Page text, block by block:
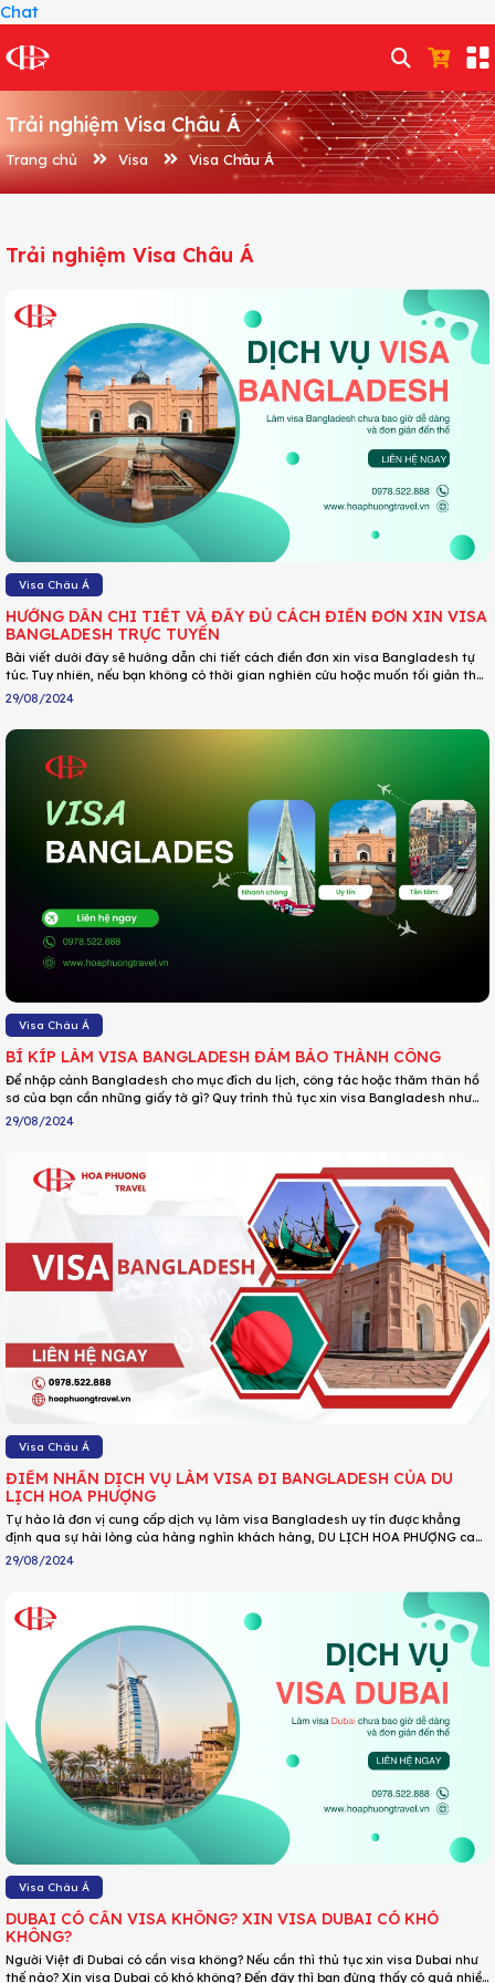
Chat
Trải nghiệm Visa Châu Á
Trang chủ Visa Visa Châu Á
Trải nghiệm Visa Châu Á
Visa Châu Á
HƯỚNG DẪN CHI TIẾT VÀ ĐẦY ĐỦ CÁCH ĐIỀN ĐƠN XIN VISA
BANGLADESH TRỰC TUYẾN
Bài viết dưới đây sẽ hướng dẫn chi tiết cách điền đơn xin visa Bangladesh tự
túc. Tuy nhiên, nếu bạn không có thời gian nghiên cứu hoặc muốn tối giản thủ
tục xin visa Bangladesh, đảm bảo tỷ lệ đậu lên đến 98,6%.
29/08/2024
Visa Châu Á
BÍ KÍP LÀM VISA BANGLADESH ĐẢM BẢO THÀNH CÔNG
Để nhập cảnh Bangladesh cho mục đích du lịch, công tác hoặc thăm thân hồ
sơ của bạn cần những giấy tờ gì? Quy trình thủ tục xin visa Bangladesh như
thế nào? Du lịch Hoa Phượng sẽ giải đáp giúp bạn những thắc mắc đó qua bài
viết chi tiết dưới đây!
29/08/2024
Visa Châu Á
ĐIỂM NHẤN DỊCH VỤ LÀM VISA ĐI BANGLADESH CỦA DU
LỊCH HOA PHƯỢNG
Tự hào là đơn vị cung cấp dịch vụ làm visa Bangladesh uy tín được khẳng
định qua sự hài lòng của hàng nghìn khách hàng, DU LỊCH HOA PHƯỢNG cam
kết: tỷ lệ đậu visa Bangladesh lên đến 99%; hỗ trợ làm visa Bangladesh từ A-Z;
gói, không phát sinh gồm: phí sứ quán, phí dịch vụ, phí dịch thuật; hỗ trợ
booking vé máy bay,...
29/08/2024
Visa Châu Á
DUBAI CÓ CẦN VISA KHÔNG? XIN VISA DUBAI CÓ KHÓ
KHÔNG?
Người Việt đi Dubai có cần visa không? Nếu cần thì thủ tục xin visa Dubai như
thế nào? Xin visa Dubai có khó không? Đến đây thì bạn đừng thấy có quá nhiều